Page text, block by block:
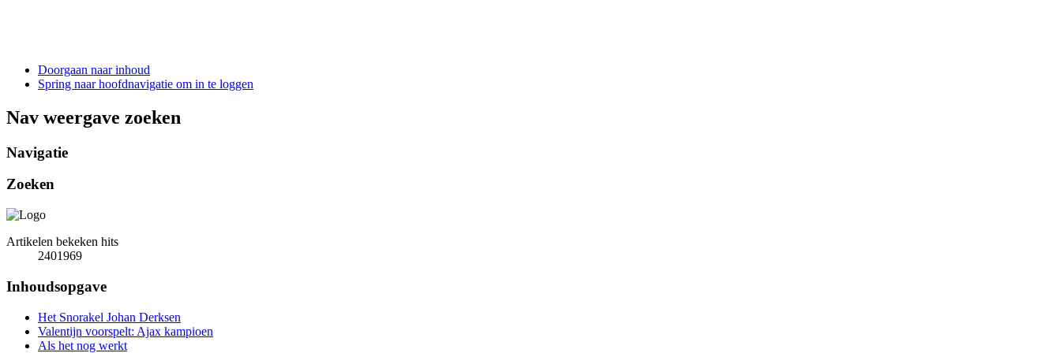
Doorgaan naar inhoud
Spring naar hoofdnavigatie om in te loggen
Nav weergave zoeken
Navigatie
Zoeken
Artikelen bekeken hits
2401969
Inhoudsopgave
Het Snorakel Johan Derksen
Valentijn voorspelt: Ajax kampioen
Als het nog werkt